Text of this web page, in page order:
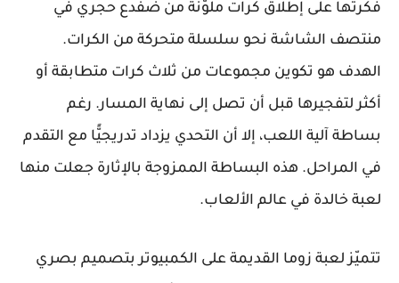
فكرتها على إطلاق كرات ملوّنة من ضفدع حجري في
منتصف الشاشة نحو سلسلة متحركة من الكرات.
الهدف هو تكوين مجموعات من ثلاث كرات متطابقة أو
أكثر لتفجيرها قبل أن تصل إلى نهاية المسار. رغم
بساطة آلية اللعب، إلا أن التحدي يزداد تدريجيًّا مع التقدم
في المراحل. هذه البساطة الممزوجة بالإثارة جعلت منها
لعبة خالدة في عالم الألعاب.
تتميّز لعبة زوما القديمة على الكمبيوتر بتصميم بصري